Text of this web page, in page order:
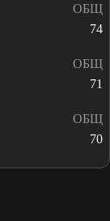
ОБЩ
74
ОБЩ
71
ОБЩ
70